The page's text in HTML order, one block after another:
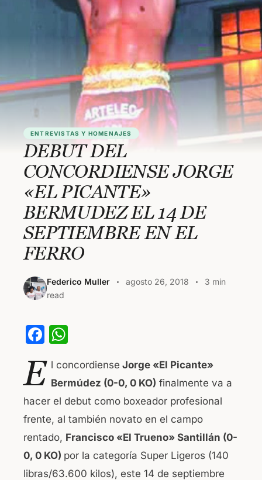
ENTREVISTAS Y HOMENAJES
DEBUT DEL
CONCORDIENSE JORGE
«EL PICANTE»
BERMUDEZ EL 14 DE
SEPTIEMBRE EN EL
FERRO
Federico Muller agosto 26, 2018
3 min
read
F
c
e
b
o
o
k
at
s
A
p
p
E l concordiense Jorge «El Picante»
Bermúdez (0-0, 0 KO) finalmente va a
hacer el debut como boxeador profesional
frente, al también novato en el campo
rentado, Francisco «El Trueno» Santillán (0-
0, 0 KO) por la categoría Super Ligeros (140
libras/63.600 kilos), este 14 de septiembre